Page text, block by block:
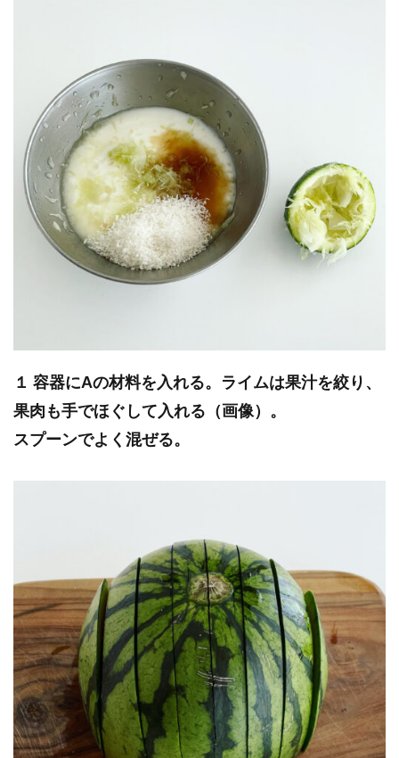
１ 容器にAの材料を入れる。ライムは果汁を絞り、
果肉も手でほぐして入れる（画像）。
スプーンでよく混ぜる。